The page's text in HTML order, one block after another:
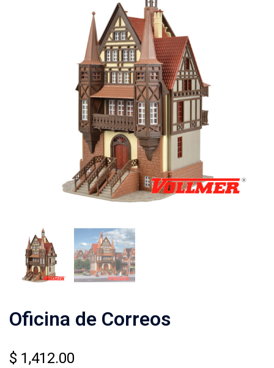
Oficina de Correos
$ 1,412.00